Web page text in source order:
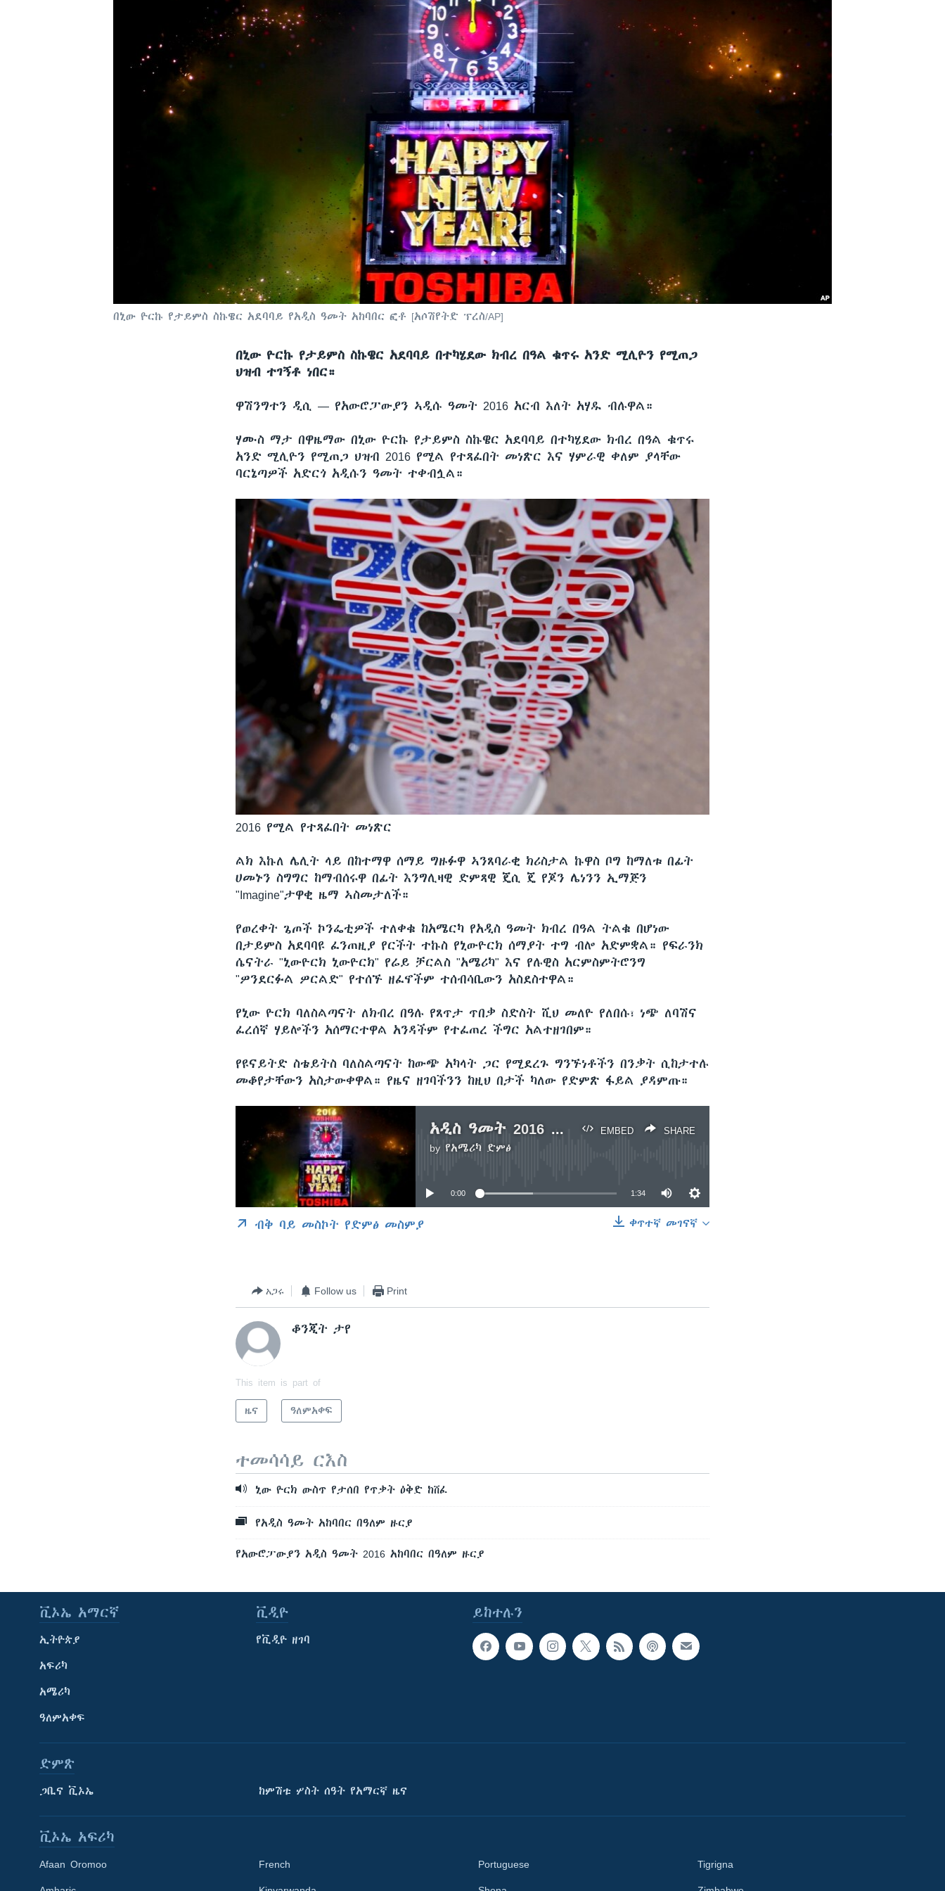
በኒው ዮርኩ የታይምስ ስኩዌር አደባባይ የአዲስ ዓመት አከባበር ፎቶ [አሶሽየትድ ፕረስ/AP]
በኒው ዮርኩ የታይምስ ስኩዌር አደባባይ በተካሄደው ክብረ በዓል ቁጥሩ አንድ ሚሊዮን የሚጠጋ
ህዝብ ተገኝቶ ነበር።
ዋሽንግተን ዲሲ — የአውሮፓውያን ኣዲሱ ዓመት 2016 አርብ እለት አሃዱ ብሉዋል።
ሃሙስ ማታ በዋዜማው በኒው ዮርኩ የታይምስ ስኩዌር አደባባይ በተካሄደው ክብረ በዓል ቁጥሩ
አንድ ሚሊዮን የሚጠጋ ህዝብ 2016 የሚል የተጻፈበት መነጽር እና ሃምራዊ ቀለም ያላቸው
ባርኔጣዎች አድርጎ አዲሱን ዓመት ተቀብሏል።
2016 የሚል የተጻፈበት መነጽር
ልክ እኩለ ሌሊት ላይ በከተማዋ ሰማይ ግዙፉዋ ኣንጸባራቂ ክሪስታል ኩዋስ ቦግ ከማለቱ በፊት
ሀመኑን ስግግር ከማብሰሩዋ በፊት እንግሊዛዊ ድምጻዊ ጄሲ ጄ የጆን ሌነንን ኢማጅን
"Imagine"ታዋቂ ዜማ ኣስመታለች።
የወረቀት ጌጦች ኮንፌቲዎች ተለቀቁ ከአሜርካ የአዲስ ዓመት ክብረ በዓል ትልቁ በሆነው
በታይምስ አደባባዩ ፈንጠዚያ የርችት ተኩስ የኒውዮርክ ሰማያት ተግ ብሎ አድምቋል። የፍራንክ
ሴናትራ "ኒውዮርክ ኒውዮርክ" የሬይ ቻርልስ "አሜሪካ" እና የሉዊስ አርምስምትሮንግ
"ዎንደርፉል ዎርልድ" የተሰኙ ዘፈኖችም ተሰብሳቢውን አስደስተዋል።
የኒው ዮርክ ባለስልጣናት ለክብረ በዓሉ የጸጥታ ጥበቃ ስድስት ሺህ መለዮ የለበሱ፣ ነጭ ለባሽና
ፈረሰኛ ሃይሎችን አሰማርተዋል አንዳችም የተፈጠረ ችግር አልተዘገበም።
የዩናይትድ ስቴይትስ ባለስልጣናት ከውጭ አካላት ጋር የሚደረጉ ግንኙነቶችን በንቃት ሲከታተሉ
መቆየታቸውን አስታውቀዋል። የዜና ዘገባችንን ከዚህ በታች ካለው የድምጽ ፋይል ያዳምጡ።
EMBED SHARE
አዲስ ዓመት 2016 በኒው ዮርክ
by የአሜሪካ ድምፅ
No media source currently available
0:00 1:34
ቀጥተኛ መገናኛ
ብቅ ባይ መስኮት የድምፅ መስምያ
አጋሩ Follow us Print
ቆንጂት ታየ
This item is part of
ዜና ዓለምአቀፍ
ተመሳሳይ ርእስ
ኒው ዮርክ ውስጥ የታሰበ የጥቃት ዕቅድ ከሸፈ
የአዲስ ዓመት አከባበር በዓለም ዙርያ
የአውሮፓውያን አዲስ ዓመት 2016 አከባበር በዓለም ዙርያ
ይከተሉን
ቪኦኤ አማርኛ
ኢትዮጵያ
አፍሪካ
አሜሪካ
ዓለምአቀፍ
ቪዲዮ
የቪዲዮ ዘገባ
ድምጽ
ጋቢና ቪኦኤ ከምሽቱ ሦስት ሰዓት የአማርኛ ዜና
ቪኦኤ አፍሪካ
Afaan Oromoo French Portuguese Tigrigna